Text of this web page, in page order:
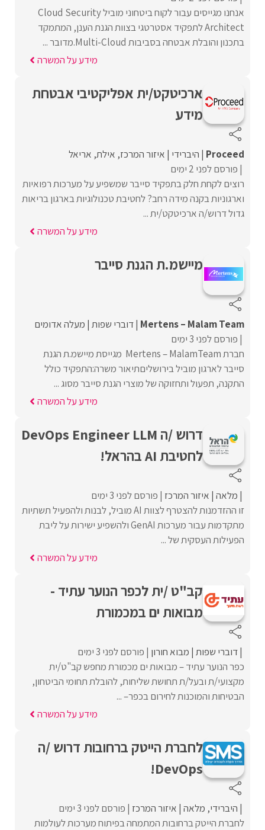
אנחנו מגייסים עבור לקוח ביטחוני מוביל Cloud Security
Architect לתפקיד אסטרטגי בצוות הגנת הענן, המתמקד
בתכנון והובלת אבטחה בסביבות Multi-Cloud.מדובר ...
מידע על המשרה
ארכיטקט/ית אפליקטיבי אבטחת
מידע
Proceed‏ היברידי איזור המרכז אילת אריאל
פורסם לפני 2 ימים
רוצים לקחת חלק בתפקיד סייבר שמשפיע על מערכות רפואיות
וארגוניות בקנה מידה רחב? לחטיבת טכנולוגיות בארגון בריאות
גדול דרוש/ה ארכיטקט/ית ...
מידע על המשרה
מיישמ.ת הגנת סייבר
Mertens – Malam Team דוברי שפות מעלה אדומים
פורסם לפני 3 ימים
חברת Mertens – MalamTeam מגייסת מיישמ.ת הגנת
סייבר לארגון מוביל בירושליםתיאור משרה:התפקיד כולל
התקנה, תפעול ותחזוקה של מוצרי הגנת סייבר מסוג ...
מידע על המשרה
דרוש /ה DevOps Engineer LLM
לחטיבת AI בהראל!
מלאה איזור המרכז פורסם לפני 3 ימים
זו ההזדמנות להצטרף לצוות AI מוביל, לבנות ולהפעיל תשתיות
מתקדמות עבור מערכות GenAI ולהשפיע ישירות על ליבת
הפעילות העסקית של ...
מידע על המשרה
קב"ט /ית לכפר הנוער עתיד -
מבואות ים במכמורת
דוברי שפות מבוא חורון פורסם לפני 3 ימים
כפר הנוער עתיד – מבואות ים מכמורת מחפש קב"ט/ית
מקצועי/ת ובעל/ת תחושת שליחות, להובלת תחומי הביטחון,
הבטיחות והמוכנות לחירום בכפר– ...
מידע על המשרה
לחברת הייטק ברחובות דרוש /ה
DevOps!
היברידי מלאה איזור המרכז פורסם לפני 3 ימים
לחברת הייטק ברחובות המתמחה בפיתוח מערכות לעולמות